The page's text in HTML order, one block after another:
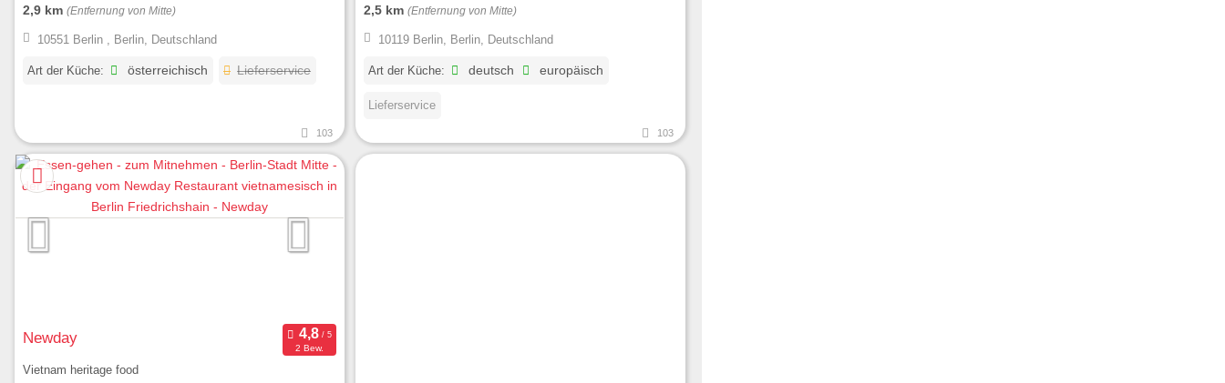
2,9 km (Entfernung von Mitte)
10551 Berlin , Berlin, Deutschland
Art der Küche: österreichisch Lieferservice
103
2,5 km (Entfernung von Mitte)
10119 Berlin, Berlin, Deutschland
Art der Küche: deutsch europäisch
Lieferservice
103
Newday
2 Bew.
Vietnam heritage food